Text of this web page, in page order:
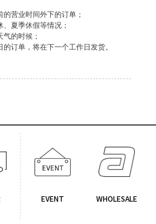
营业时间外下的订单；
夏季休假等情况；
的时候；
订单，将在下一个工作日发货。
EVENT WHOLESALE